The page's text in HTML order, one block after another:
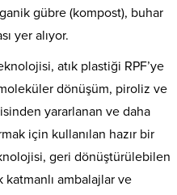
gübre (kompost), buhar
yer alıyor.
atık plastiği RPF’ye
dönüşüm, piroliz ve
yararlanan ve daha
için kullanılan hazır bir
geri dönüştürülebilen
ambalajlar ve